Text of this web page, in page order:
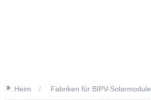
>> Heim Fabriken für BIPV-Solarmodule